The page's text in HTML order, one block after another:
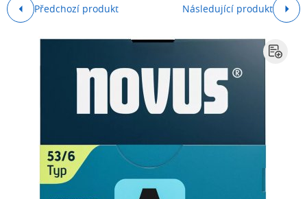
Předchozí produkt Následující produkt